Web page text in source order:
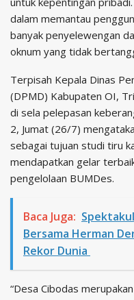
dalam memantau
banyak penyelewengan
oknum yang tidak
Terpisah Kepala Dinas
(DPMD) Kabupaten OI,
di sela pelepasan
2, Jumat (26/7)
sebagai tujuan studi tiru
mendapatkan gelar
pengelolaan BUMDes.
Baca Juga:
Bersama Herman
Rekor Dunia
“Desa Cibodas